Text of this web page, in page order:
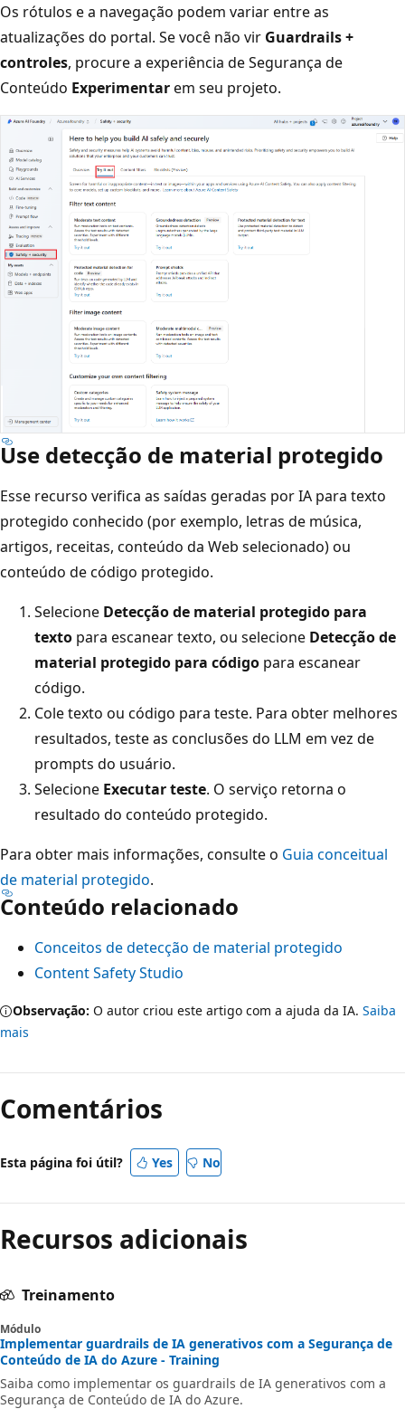
Os rótulos e a navegação podem variar entre as
atualizações do portal. Se você não vir Guardrails +
controles, procure a experiência de Segurança de
Conteúdo Experimentarem seu projeto.
Use detecção de material protegido
Esse recurso verifica as saídas geradas por IA para texto
protegido conhecido (por exemplo, letras de música,
artigos, receitas, conteúdo da Web selecionado) ou
conteúdo de código protegido.
Selecione Detecção de material protegido para
texto para escanear texto, ou selecione Detecção de
material protegido para código para escanear
código.
Cole texto ou código para teste. Para obter melhores
resultados, teste as conclusões do LLM em vez de
prompts do usuário.
Selecione Executar teste. O serviço retorna o
resultado do conteúdo protegido.
Para obter mais informações, consulte o Guia conceitual
de material protegido.
Conteúdo relacionado
Conceitos de detecção de material protegido
Content Safety Studio
Observação: O autor criou este artigo com a ajuda da IA. Saiba
mais
Comentários
Esta página foi útil? Yes No
Recursos adicionais
Treinamento
Módulo
Implementar guardrails de IA generativos com a Segurança de
Conteúdo de IA do Azure - Training
Saiba como implementar os guardrails de IA generativos com a
Segurança de Conteúdo de IA do Azure.